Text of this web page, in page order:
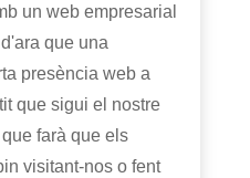
un web empresarial
que una
presència web a
que sigui el nostre
farà que els
visitant-nos o fent